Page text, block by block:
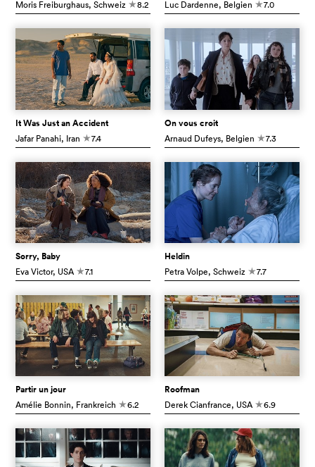
Moris Freiburghaus, Schweiz c8.2 Luc Dardenne, Belgien c7.0
It Was Just an Accident
Jafar Panahi, Iran c7.4
On vous croit
Arnaud Dufeys, Belgien c7.3
Sorry, Baby
Eva Victor, USA c7.1
Heldin
Petra Volpe, Schweiz c7.7
Partir un jour
Amélie Bonnin, Frankreich c6.2
Roofman
Derek Cianfrance, USA c6.9